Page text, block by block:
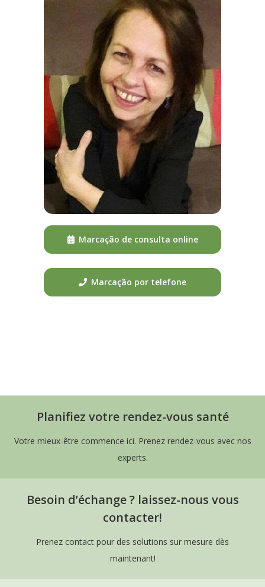
Marcação de consulta online
Marcação por telefone
Planifiez votre rendez-vous santé
Votre mieux-être commence ici. Prenez rendez-vous avec nos
experts.
Besoin d’échange ? laissez-nous vous
contacter!
Prenez contact pour des solutions sur mesure dès
maintenant!